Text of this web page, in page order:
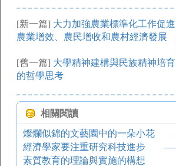
[新一篇] 大力加強農業標準化工作促進
農業增效、農民增收和農村經濟發展
[舊一篇] 大學精神建構與民族精神培育
的哲學思考
相關閱讀
素質教育的理論與實施的構想